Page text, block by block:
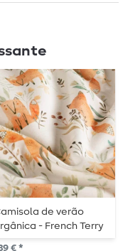
de verão
- French Terry
padrão digital de
€ *